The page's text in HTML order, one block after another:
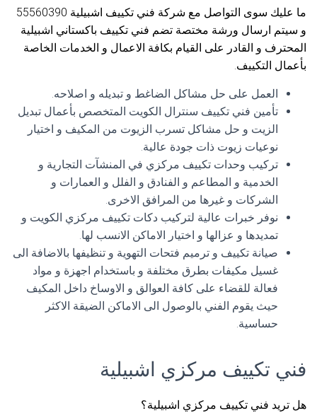
ما عليك سوى التواصل مع شركة فني تكييف اشبيلية 55560390
و سيتم ارسال ورشة مختصة تضم فني تكييف باكستاني اشبيلية
المحترف و القادر على القيام بكافة الاعمال و الخدمات الخاصة
بأعمال التكييف.
العمل على حل مشاكل الضاغط و تبديله و اصلاحه.
تأمين فني تكييف سنترال الكويت المتخصص بأعمال تبديل
الزيت و حل مشاكل تسرب الزيوت من المكيف و اختيار
نوعيات زيوت ذات جودة عالية.
تركيب وحدات تكييف مركزي في المنشآت التجارية و
الخدمية و المطاعم و الفنادق و الفلل و العمارات و
الشركات و غيرها من المرافق الاخرى.
نوفر خبرات عالية لتركيب دكات تكييف مركزي الكويت و
تمديدها و عزالها و اختيار الاماكن الانسب لها.
صيانة تكييف و ترميم فتحات التهوية و تنظيفها بالاضافة الى
غسيل مكيفات بطرق مختلفة و باستخدام اجهزة و مواد
فعالة للقضاء على كافة العوالق و الاوساخ داخل المكيف
حيث يقوم الفني بالوصول الى الاماكن الضيقة الاكثر
حساسية.
فني تكييف مركزي اشبيلية
هل تريد فني تكييف مركزي اشبيلية؟